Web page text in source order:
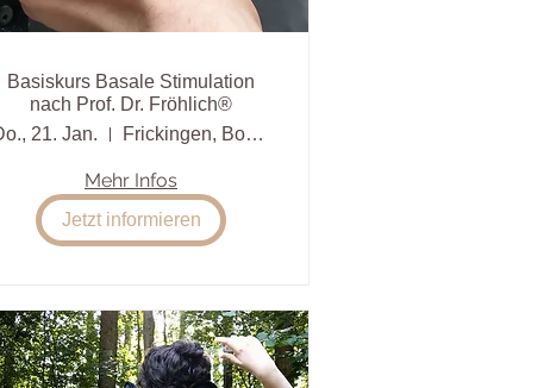
Basiskurs Basale Stimulation
nach Prof. Dr. Fröhlich®
21. Jan.
Frickingen, Bodensee
Mehr Infos
Jetzt informieren